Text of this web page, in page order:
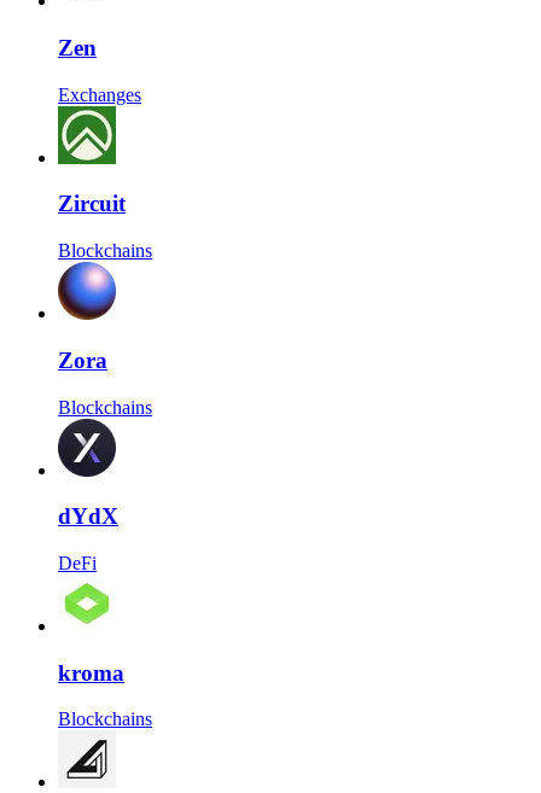
Zen
Exchanges
Zircuit
Blockchains
Zora
Blockchains
dYdX
DeFi
kroma
Blockchains